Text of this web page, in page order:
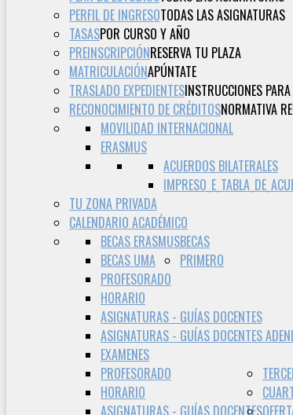
PERFIL DE INGRESOTODAS LAS ASIGNATURAS
TASASPOR CURSO Y AÑO
PREINSCRIPCIÓNRESERVA TU PLAZA
MATRICULACIÓNAPÚNTATE
TRASLADO EXPEDIENTESINSTRUCCIONES
RECONOCIMIENTO DE CRÉDITOSNORMATIVA
MOVILIDAD INTERNACIONAL
ERASMUS
ACUERDOS BILATERALES
TU ZONA PRIVADA
CALENDARIO ACADÉMICO
BECAS
BECAS ERASMUS
BECAS UMA
PRIMERO
PROFESORADO
HORARIO
ASIGNATURAS - GUÍAS DOCENTES
ASIGNATURAS - GUÍAS DOCENTES
EXAMENES
PROFESORADO
HORARIO
ASIGNATURAS - GUÍAS DOCENTES